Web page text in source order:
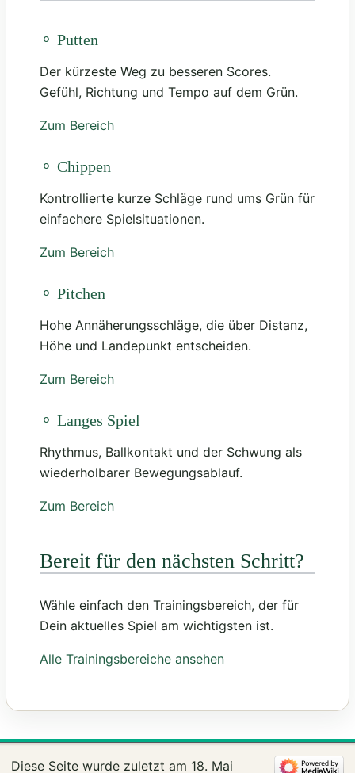
⚬ Putten
Der kürzeste Weg zu besseren Scores.
Gefühl, Richtung und Tempo auf dem Grün.
Zum Bereich
⚬ Chippen
Kontrollierte kurze Schläge rund ums Grün für
einfachere Spielsituationen.
Zum Bereich
⚬ Pitchen
Hohe Annäherungsschläge, die über Distanz,
Höhe und Landepunkt entscheiden.
Zum Bereich
⚬ Langes Spiel
Rhythmus, Ballkontakt und der Schwung als
wiederholbarer Bewegungsablauf.
Zum Bereich
Bereit für den nächsten Schritt?
Wähle einfach den Trainingsbereich, der für
Dein aktuelles Spiel am wichtigsten ist.
Alle Trainingsbereiche ansehen
Diese Seite wurde zuletzt am 18. Mai